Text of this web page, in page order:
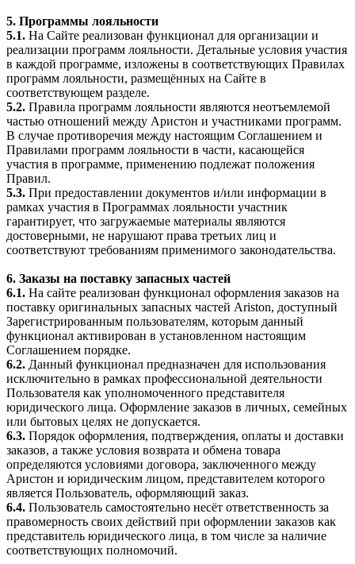
5. Программы лояльности
5.1. На Сайте реализован функционал для организации и
реализации программ лояльности. Детальные условия участия
в каждой программе, изложены в соответствующих Правилах
программ лояльности, размещённых на Сайте в
соответствующем разделе.
5.2. Правила программ лояльности являются неотъемлемой
частью отношений между Аристон и участниками программ.
В случае противоречия между настоящим Соглашением и
Правилами программ лояльности в части, касающейся
участия в программе, применению подлежат положения
Правил.
5.3. При предоставлении документов и/или информации в
рамках участия в Программах лояльности участник
гарантирует, что загружаемые материалы являются
достоверными, не нарушают права третьих лиц и
соответствуют требованиям применимого законодательства.
6. Заказы на поставку запасных частей
6.1. На сайте реализован функционал оформления заказов на
поставку оригинальных запасных частей Ariston, доступный
Зарегистрированным пользователям, которым данный
функционал активирован в установленном настоящим
Соглашением порядке.
6.2. Данный функционал предназначен для использования
исключительно в рамках профессиональной деятельности
Пользователя как уполномоченного представителя
юридического лица. Оформление заказов в личных, семейных
или бытовых целях не допускается.
6.3. Порядок оформления, подтверждения, оплаты и доставки
заказов, а также условия возврата и обмена товара
определяются условиями договора, заключенного между
Аристон и юридическим лицом, представителем которого
является Пользователь, оформляющий заказ.
6.4. Пользователь самостоятельно несёт ответственность за
правомерность своих действий при оформлении заказов как
представитель юридического лица, в том числе за наличие
соответствующих полномочий.